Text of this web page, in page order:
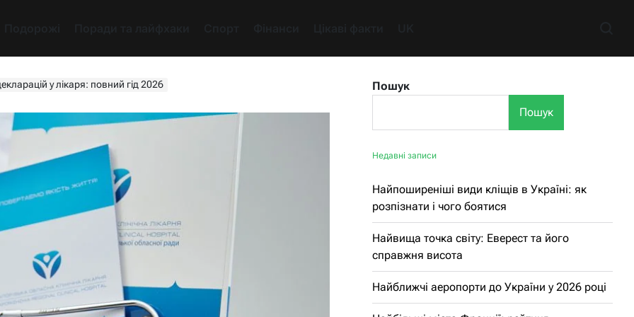
у лікаря: повний гід 2026
Пошук
Пошук
Недавні записи
Найпоширеніші види кліщів в Україні: як
розпізнати і чого боятися
Найвища точка світу: Еверест та його
справжня висота
Найближчі аеропорти до України у 2026 році